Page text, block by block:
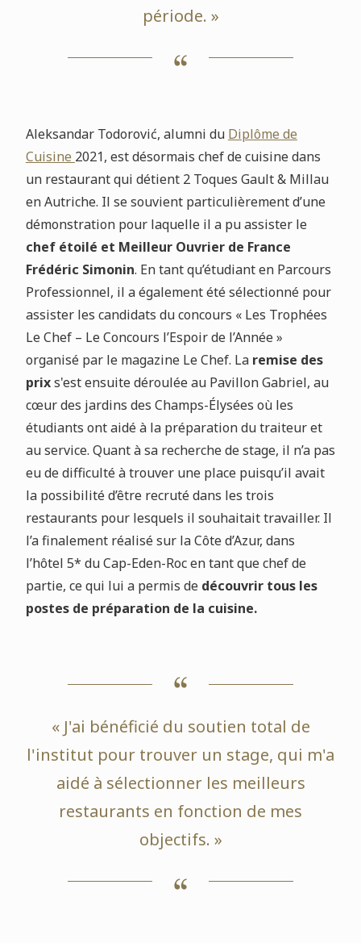
période. »
Aleksandar Todorović, alumni du Diplôme de
Cuisine 2021, est désormais chef de cuisine dans
un restaurant qui détient 2 Toques Gault & Millau
en Autriche. Il se souvient particulièrement d’une
démonstration pour laquelle il a pu assister le
chef étoilé et Meilleur Ouvrier de France
Frédéric Simonin. En tant qu’étudiant en Parcours
Professionnel, il a également été sélectionné pour
assister les candidats du concours « Les Trophées
Le Chef – Le Concours l’Espoir de l’Année »
organisé par le magazine Le Chef. La remise des
prixs'est ensuite déroulée au Pavillon Gabriel, au
cœur des jardins des Champs-Élysées où les
étudiants ont aidé à la préparation du traiteur et
au service. Quant à sa recherche de stage, il n’a pas
eu de difficulté à trouver une place puisqu’il avait
la possibilité d’être recruté dans les trois
restaurants pour lesquels il souhaitait travailler. Il
l’a finalement réalisé sur la Côte d’Azur, dans
l’hôtel 5* du Cap-Eden-Roc en tant que chef de
partie, ce qui lui a permis de découvrir tous les
postes de préparation de la cuisine.
« J'ai bénéficié du soutien total de
l'institut pour trouver un stage, qui m'a
aidé à sélectionner les meilleurs
restaurants en fonction de mes
objectifs. »